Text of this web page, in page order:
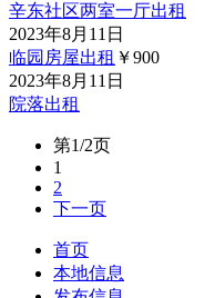
辛东社区两室一厅出租
2023年8月11日
临园房屋出租 ￥900
2023年8月11日
院落出租
第1/2页
1
2
下一页
首页
本地信息